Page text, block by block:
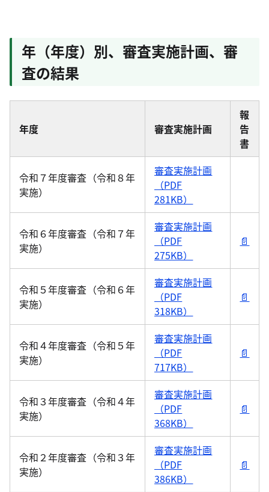
年（年度）別、審査実施計画、審
査の結果
年度 審査実施計画
報
告
書
令和７年度審査（令和８年
実施）
審査実施計画
（PDF
281KB）
令和６年度審査（令和７年
実施）
審査実施計画
（PDF
275KB）
📄
令和５年度審査（令和６年
実施）
審査実施計画
（PDF
318KB）
📄
令和４年度審査（令和５年
実施）
審査実施計画
（PDF
717KB）
📄
令和３年度審査（令和４年
実施）
審査実施計画
（PDF
368KB）
📄
令和２年度審査（令和３年
実施）
審査実施計画
（PDF
386KB）
📄